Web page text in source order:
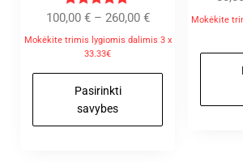
Įvertinimas
5.00
iš 5
100,00 € – 260,00 €
Mokėkite trimis lygiomis dalimis 3 x
33.33€
Pasirinkti
savybes
Mokėkite